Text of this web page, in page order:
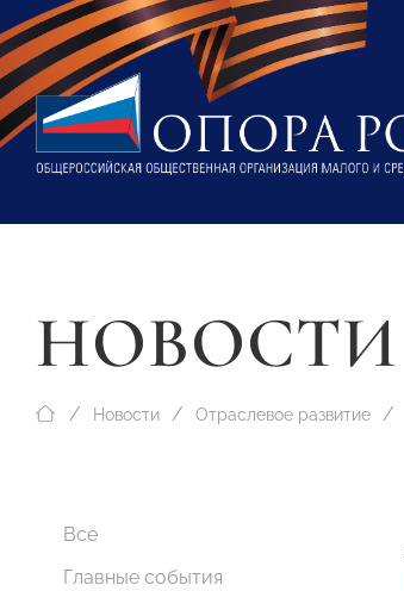
НОВОСТИ
Новости Отраслевое развитие
Все
Главные события